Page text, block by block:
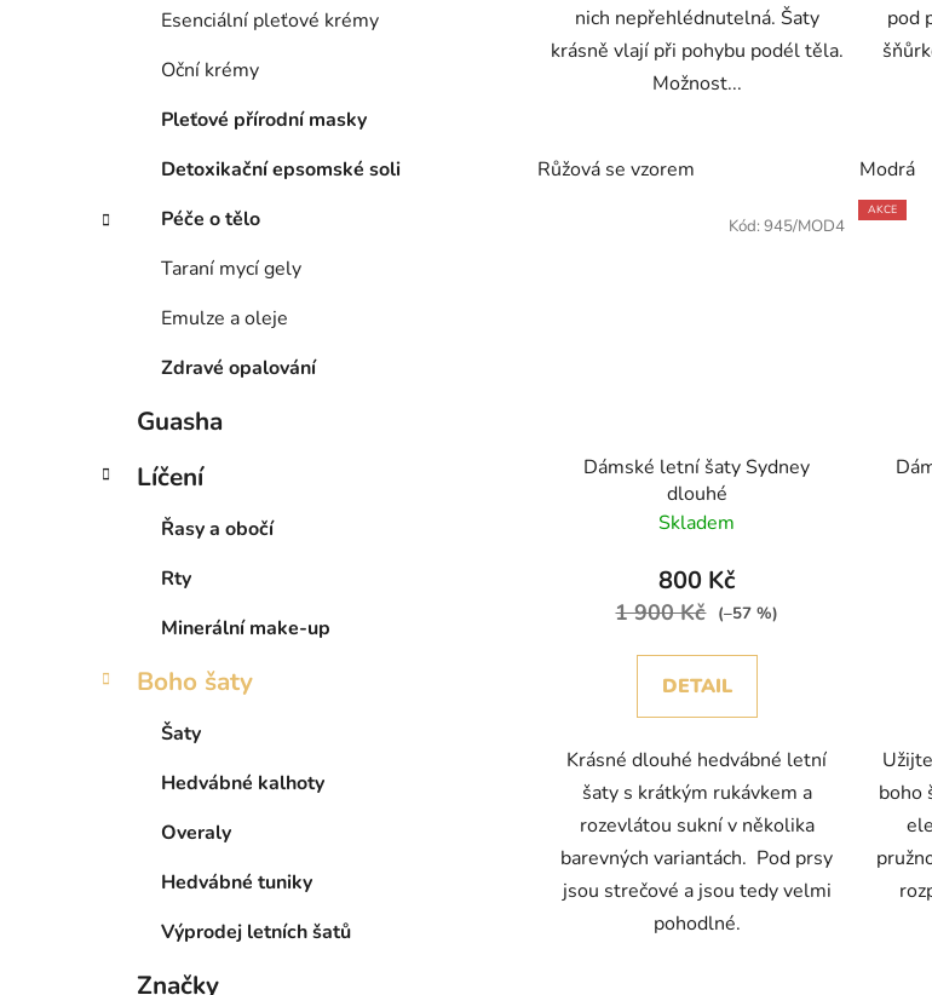
Esenciální pleťové krémy
Oční krémy
Pleťové přírodní masky
Detoxikační epsomské soli
Péče o tělo
Taraní mycí gely
Emulze a oleje
Zdravé opalování
Guasha
Líčení
Řasy a obočí
Rty
Minerální make-up
Boho šaty
Šaty
Hedvábné kalhoty
Overaly
Hedvábné tuniky
Výprodej letních šatů
Značky
nich nepřehlédnutelná. Šaty
krásně vlají při pohybu podél těla.
Možnost...
Růžová se vzorem
pod
Modrá
Dámské letní šaty Sydney
dlouhé
Skladem
800 Kč
1 900 Kč (–57 %)
DETAIL
Krásné dlouhé hedvábné letní
šaty s krátkým rukávkem a
rozevlátou sukní v několika
barevných variantách. Pod prsy
jsou strečové a jsou tedy velmi
pohodlné.
Kód: 945/MOD4
AKCE
boho